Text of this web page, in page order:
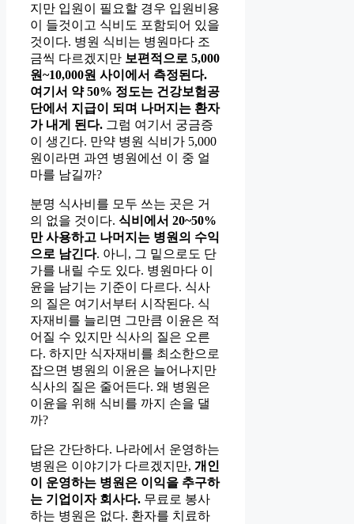
지만 입원이 필요할 경우 입원비용
이 들것이고 식비도 포함되어 있을
것이다. 병원 식비는 병원마다 조
금씩 다르겠지만 보편적으로 5,000
원~10,000원 사이에서 측정된다.
여기서 약 50% 정도는 건강보험공
단에서 지급이 되며 나머지는 환자
가 내게 된다. 그럼 여기서 궁금증
이 생긴다. 만약 병원 식비가 5,000
원이라면 과연 병원에선 이 중 얼
마를 남길까?
분명 식사비를 모두 쓰는 곳은 거
의 없을 것이다. 식비에서 20~50%
만 사용하고 나머지는 병원의 수익
으로 남긴다. 아니, 그 밑으로도 단
가를 내릴 수도 있다. 병원마다 이
윤을 남기는 기준이 다르다. 식사
의 질은 여기서부터 시작된다. 식
자재비를 늘리면 그만큼 이윤은 적
어질 수 있지만 식사의 질은 오른
다. 하지만 식자재비를 최소한으로
잡으면 병원의 이윤은 늘어나지만
식사의 질은 줄어든다. 왜 병원은
이윤을 위해 식비를 까지 손을 댈
까?
답은 간단하다. 나라에서 운영하는
병원은 이야기가 다르겠지만, 개인
이 운영하는 병원은 이익을 추구하
는 기업이자 회사다. 무료로 봉사
하는 병원은 없다. 환자를 치료하